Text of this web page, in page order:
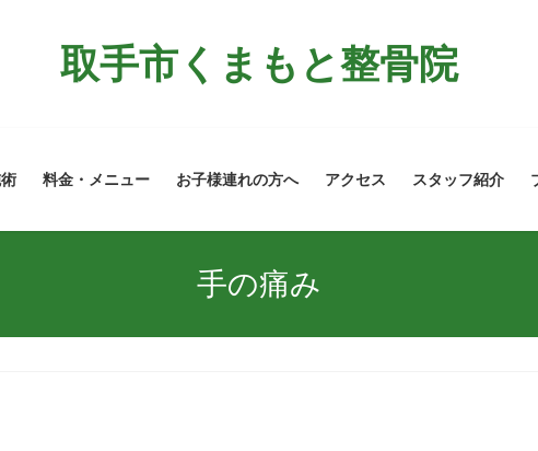
取手市くまもと整骨院
料金・メニュー お子様連れの方へ アクセス スタッフ紹介
手の痛み